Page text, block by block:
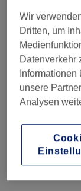
Alle Services
Damen -
Damen -
Föhnen (6)
Damen -
Herren -
Wir
Dritten, um
Datenverkehr
Informationen
unsere
Analysen